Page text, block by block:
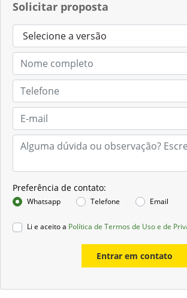
Solicitar proposta
Preferência de contato:
Whatsapp Telefone Email
Li e aceito a Política de Termos de Uso e de
Entrar em contato